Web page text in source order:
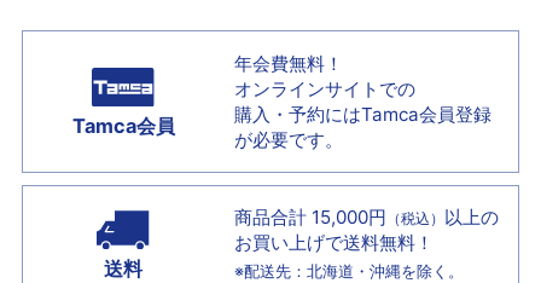
Tamca会員
年会費無料！
オンラインサイトでの
購入・予約にはTamca会員登録
が必要です。
送料
商品合計 15,000円 （税込） 以上の
お買い上げで送料無料！
※配送先：北海道・沖縄を除く。